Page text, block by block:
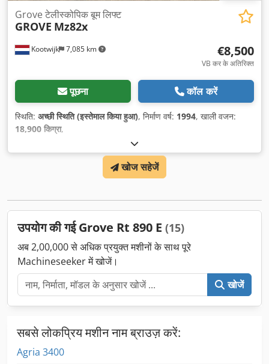
Kootwijk 7,085 km
Grove टेलीस्कोपिक बूम लिफ्ट
GROVE Mz82x
€8,500
VB कर के अतिरिक्त
पूछना कॉल करें
स्थिति: अच्छी स्थिति (इस्तेमाल किया हुआ), निर्माण वर्ष: 1994, खाली वजन:
18,900 किग्रा,
खोज सहेजें
उपयोग की गई Grove Rt 890 E (15)
अब 2,00,000 से अधिक प्रयुक्त मशीनों के साथ पूरे
Machineseeker में खोजें।
खोजें
सबसे लोकप्रिय मशीन नाम ब्राउज़ करें:
Agria 3400